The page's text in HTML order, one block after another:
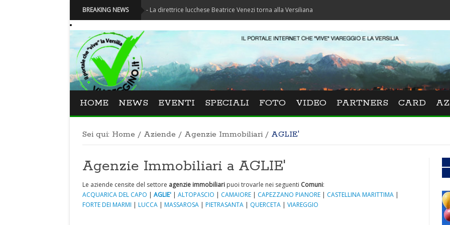
BREAKING NEWS
Festival La Versiliana - La direttrice lucchese Beatrice Venezi torna alla Versiliana
HOME NEWS EVENTI SPECIALI FOTO VIDEO PARTNERS CARD
Sei qui: Home / Aziende / Agenzie Immobiliari / AGLIE'
Agenzie Immobiliari a AGLIE'
Le aziende censite del settore agenzie immobiliari puoi trovarle nei seguenti Comuni:
ACQUARICA DEL CAPO | AGLIE' | ALTOPASCIO | CAMAIORE | CAPEZZANO PIANORE | CASTELLINA MARITTIMA |
FORTE DEI MARMI | LUCCA | MASSAROSA | PIETRASANTA | QUERCETA | VIAREGGIO